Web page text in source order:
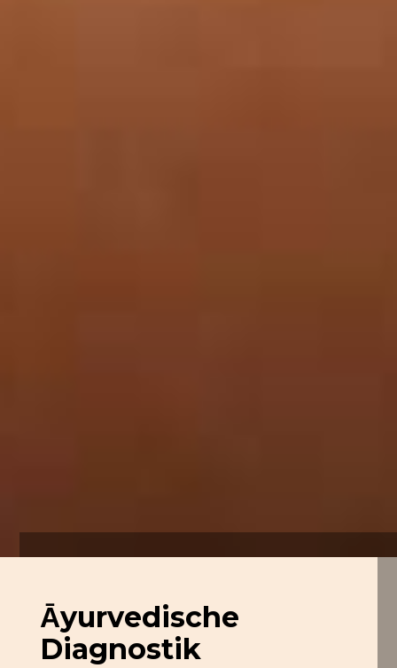
Ᾱyurvedische
Diagnostik